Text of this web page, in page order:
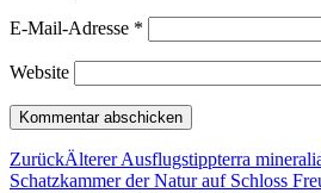
E-Mail-Adresse *
Website
ZurückÄlterer Ausflugstippterra
Schatzkammer der Natur auf Schloss